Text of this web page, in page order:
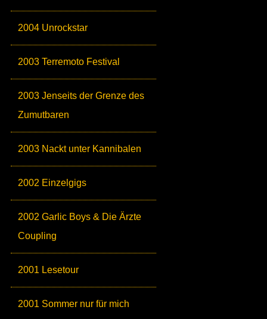
2004 Unrockstar
2003 Terremoto Festival
2003 Jenseits der Grenze des
Zumutbaren
2003 Nackt unter Kannibalen
2002 Einzelgigs
2002 Garlic Boys & Die Ärzte
Coupling
2001 Lesetour
2001 Sommer nur für mich